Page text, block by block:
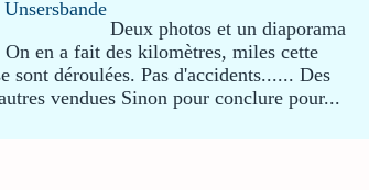
Deux photos et un diaporama
en a fait des kilomètres, miles cette
sont déroulées. Pas d'accidents...... Des
vendues Sinon pour conclure pour...